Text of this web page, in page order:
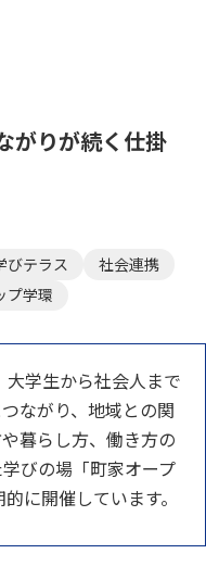
がりが続く仕掛
びテラス
社会連携
プ学環
大学生から社会人まで
ながり、地域との関
暮らし方、働き方の
びの場「町家オープ
に開催しています。